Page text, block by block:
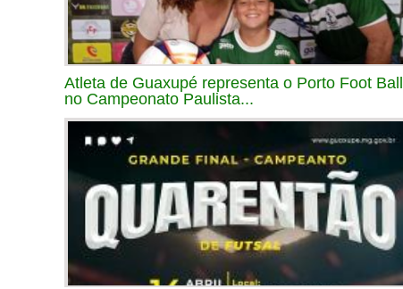
Atleta de Guaxupé representa o Porto Foot Ball
no Campeonato Paulista...